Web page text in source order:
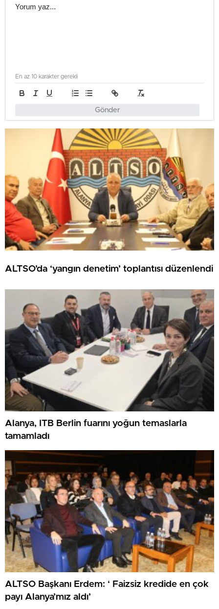
Gönder
En az 10 karakter gerekli
ALTSO’da ‘yangın denetim’ toplantısı düzenlendi
Alanya, ITB Berlin fuarını yoğun temaslarla
tamamladı
ALTSO Başkanı Erdem: ‘ Faizsiz kredide en çok
payı Alanya’mız aldı’